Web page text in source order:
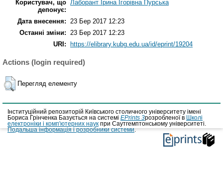
Користувач, що
депонує:
Лаборант Ірина Ігорівна Пурська
Дата внесення: 23 Бер 2017 12:23
Останні зміни: 23 Бер 2017 12:23
URI:
https://elibrary.kubg.edu.ua/id/eprint/19204
Actions (login required)
Перегляд елементу
Інституційний репозиторій Київського столичного університету імені
Бориса Грінченка Базується на системі EPrints 3розробленої в
Школі
електроніки і комп'ютерних наук при Саутгемптонському університеті.
Подальша інформація і розробники системи.